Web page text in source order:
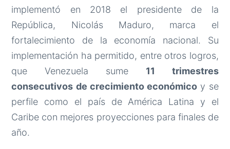
implementó en 2018 el presidente de la
República, Nicolás Maduro, marca el
fortalecimiento de la economía nacional. Su
implementación ha permitido, entre otros logros,
que Venezuela sume 11 trimestres
consecutivos de crecimiento económico y se
perfile como el país de América Latina y el
Caribe con mejores proyecciones para finales de
año.